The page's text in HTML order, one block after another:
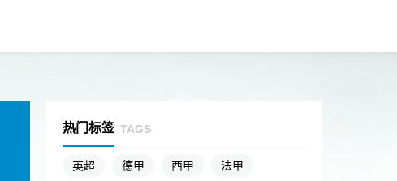
热门标签 TAGS
英超 德甲 西甲 法甲